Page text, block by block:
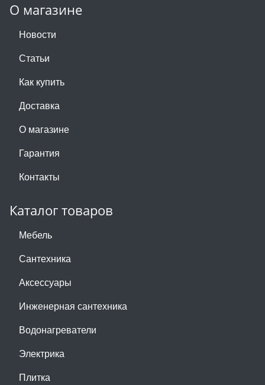
О магазине
Новости
Статьи
Как купить
Доставка
О магазине
Гарантия
Контакты
Каталог товаров
Мебель
Сантехника
Аксессуары
Инженерная сантехника
Водонагреватели
Электрика
Плитка